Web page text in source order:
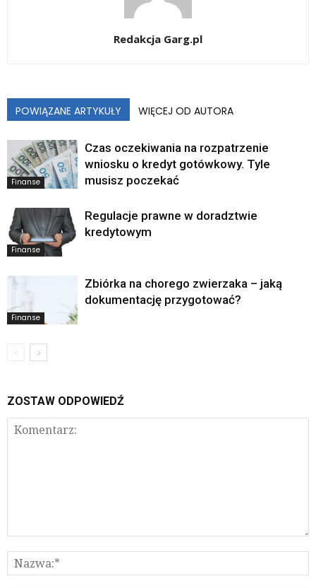
Redakcja Garg.pl
POWIĄZANE ARTYKUŁY WIĘCEJ OD AUTORA
Finanse
Czas oczekiwania na rozpatrzenie
wniosku o kredyt gotówkowy. Tyle
musisz poczekać
Finanse
Regulacje prawne w doradztwie
kredytowym
Finanse
Zbiórka na chorego zwierzaka – jaką
dokumentację przygotować?
ZOSTAW ODPOWIEDŹ